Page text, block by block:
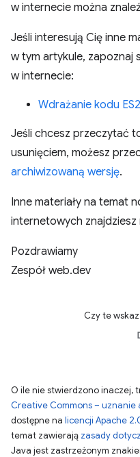
w internecie można
Jeśli interesują Cię inne
w tym artykule, zapoznaj
w internecie:
Wdrażanie kodu
Jeśli chcesz przeczytać
usunięciem, możesz
archiwizowaną wersję.
Inne materiały na temat
internetowych znajdziesz
Pozdrawiamy
Zespół web.dev
Czy te
O ile nie stwierdzono inaczej,
Creative Commons – uznanie
dostępne na licencji Apache
temat zawierają zasady
Java jest zastrzeżonym